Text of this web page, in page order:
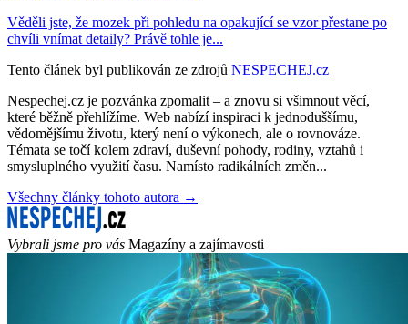
Věděli jste, že mozek při pohledu na opakující se vzor přestane po
chvíli vnímat detaily? Právě tohle je...
Tento článek byl publikován ze zdrojů NESPECHEJ.cz
Nespechej.cz je pozvánka zpomalit – a znovu si všimnout věcí,
které běžně přehlížíme. Web nabízí inspiraci k jednoduššímu,
vědomějšímu životu, který není o výkonech, ale o rovnováze.
Témata se točí kolem zdraví, duševní pohody, rodiny, vztahů i
smysluplného využití času. Namísto radikálních změn...
Všechny články tohoto autora →
Vybrali jsme pro vás Magazíny a zajímavosti